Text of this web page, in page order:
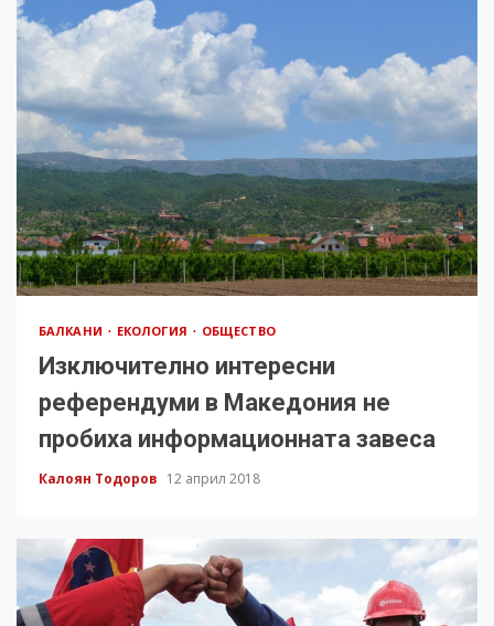
БАЛКАНИ ЕКОЛОГИЯ ОБЩЕСТВО
Изключително интересни
референдуми в Македония не
пробиха информационната завеса
Калоян Тодоров 12 април 2018